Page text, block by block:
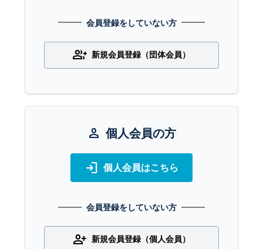
会員登録をしていない方
group_add 新規会員登録（団体会員）
person 個人会員の方
login 個人会員はこちら
会員登録をしていない方
person_add 新規会員登録（個人会員）